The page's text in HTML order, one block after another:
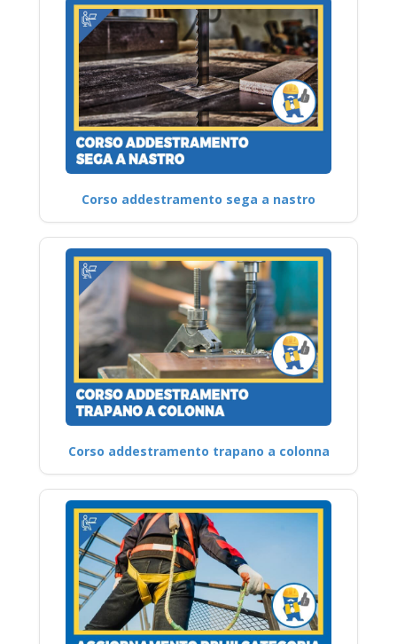
Corso addestramento sega a nastro
Corso addestramento trapano a colonna